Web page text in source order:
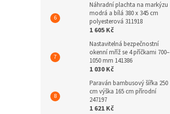
Náhradní plachta na markýzu
modrá a bílá 380 x 345 cm
polyesterová 311918
1 605 Kč
Nastavitelná bezpečnostní
okenní mříž se 4 příčkami 700–
1050 mm 141386
1 030 Kč
Paraván bambusový šířka 250
cm výška 165 cm přírodní
247197
1 621 Kč